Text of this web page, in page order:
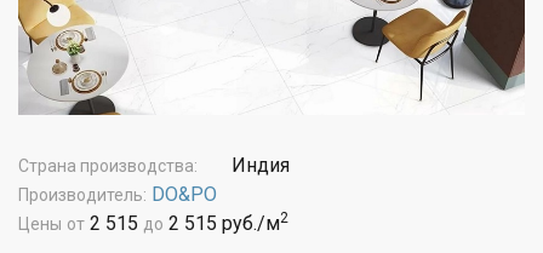
Страна производства: Индия
Производитель: DO&PO
Цены от 2 515 до 2 515 руб./м2